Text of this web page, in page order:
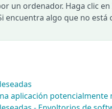
un ordenador. Haga clic
encuentra algo que no está
aplicación potencialmente